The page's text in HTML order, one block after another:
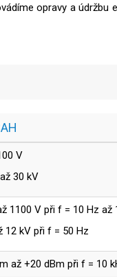
opravy a údržbu
V
30 kV
1100 V při f = 10 Hz až
12 kV při f = 50 Hz
až +20 dBm při f = 10